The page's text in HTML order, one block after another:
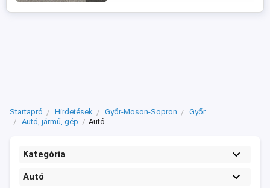
Startapró Hirdetések Győr-Moson-Sopron
Győr
Autó, jármű, gép
Autó
Kategória
Autó